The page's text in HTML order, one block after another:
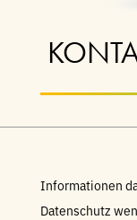
Informationen
Datenschutz